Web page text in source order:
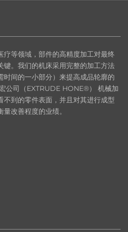
疗等领域，部件的高精度加工对最终
键。我们的机床采用完整的加工方法
时间的一小部分）来提高成品轮廓的
公司（EXTRUDE HONE®） 机械加
不到的零件表面，并且对其进行成型
改善程度的业绩。